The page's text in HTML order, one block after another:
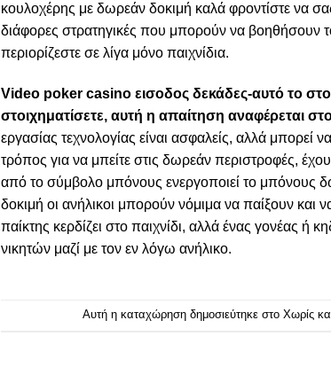
κουλοχέρης με δωρεάν δοκιμή καλά φροντίστε να
διάφορες στρατηγικές που μπορούν να βοηθήσουν
περιορίζεστε σε λίγα μόνο παιχνίδια.
Video poker casino εισοδος δεκάδες-αυτό το
στοιχηματίσετε, αυτή η απαίτηση αναφέρεται
εργασίας τεχνολογίας είναι ασφαλείς, αλλά μπορεί
τρόπος για να μπείτε στις δωρεάν περιστροφές,
από το σύμβολο μπόνους ενεργοποιεί το μπόνους
δοκιμή οι ανήλικοι μπορούν νόμιμα να παίξουν
παίκτης κερδίζει στο παιχνίδι, αλλά ένας γονέας
νικητών μαζί με τον εν λόγω ανήλικο.
Αυτή η καταχώρηση δημοσιεύτηκε στο Χωρίς